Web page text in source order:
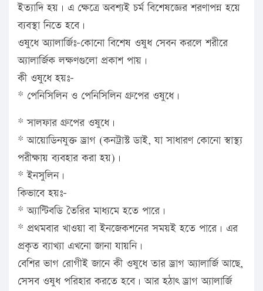
ইত্যাদি হয়। এ ক্ষেত্রে অবশ্যই চর্ম বিশেষজ্ঞের শরণাপন্ন হয়ে
ব্যবস্থা নিতে হবে।
ওষুধে অ্যালার্জিঃ-কোনো বিশেষ ওষুধ সেবন করলে শরীরে
অ্যালার্জিক লক্ষণগুলো প্রকাশ পায়।
কী ওষুধে হয়ঃ-
* পেনিসিলিন ও পেনিসিলিন গ্রুপের ওষুধে।
* সালফার গ্রুপের ওষুধে।
* আয়োডিনযুক্ত ড্রাগ (কনট্রাস্ট ডাই, যা সাধারণ কোনো স্বাস্থ্য
পরীক্ষায় ব্যবহার করা হয়)।
* ইনসুলিন।
কিভাবে হয়ঃ-
* অ্যান্টিবডি তৈরির মাধ্যমে হতে পারে।
* প্রথমবার খাওয়া বা ইনজেকশনের সময়ই হতে পারে। এর
প্রকৃত ব্যাখ্যা এখনো জানা যায়নি।
বেশির ভাগ রোগীই জানে কী ওষুধে তার ড্রাগ অ্যালার্জি আছে,
সেসব ওষুধ পরিহার করতে হবে। আর হঠাৎ ড্রাগ অ্যালার্জি